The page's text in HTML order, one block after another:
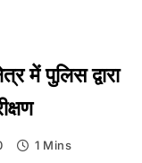
में पुलिस द्वारा
1 Mins